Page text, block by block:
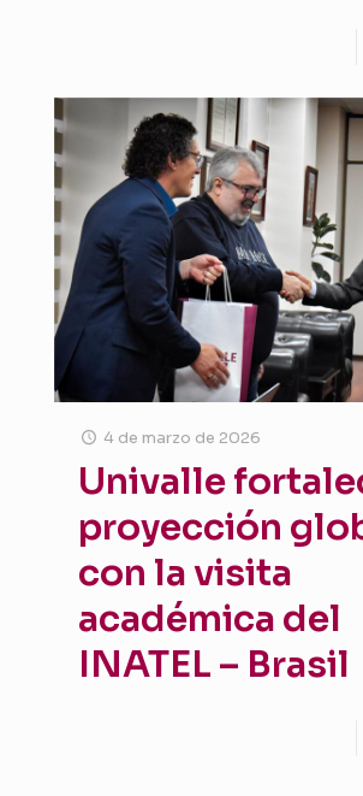
4 de marzo de 2026
Univalle
proyección
con la visita
académica del
INATEL – Brasil